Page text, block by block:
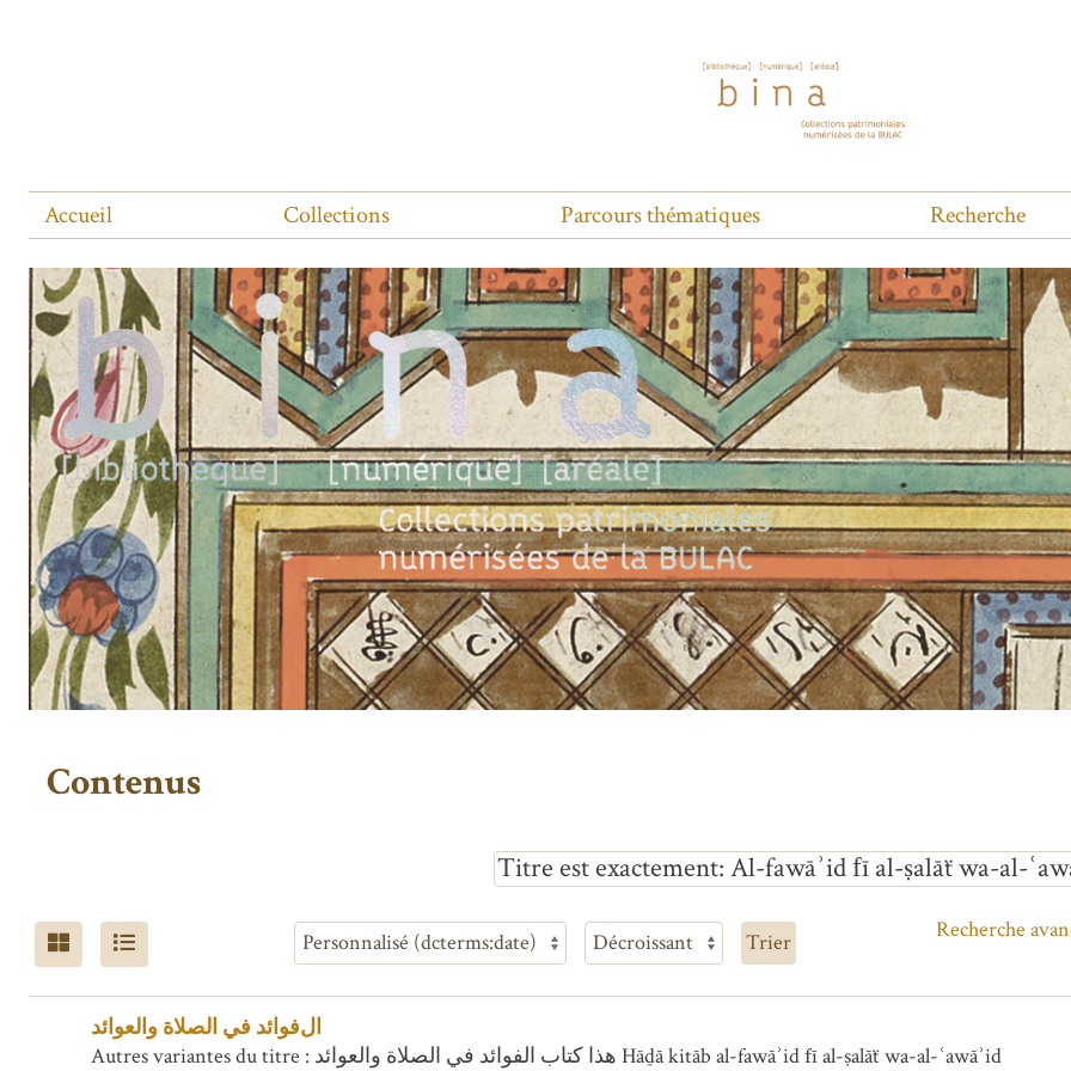
Accueil Collections Parcours thématiques Recherche
Contenus
Titre est exactement Al-fawāʾid fī al-ṣalāẗ wa-al-
Recherche
Trier
الفوائد في الصلاة والعوائد
Autres variantes du titre : هذا كتاب الفوائد في الصلاة والعوائد Hāḏā kitāb al-fawāʾid fī al-ṣalāẗ wa-al-ʿawāʾid